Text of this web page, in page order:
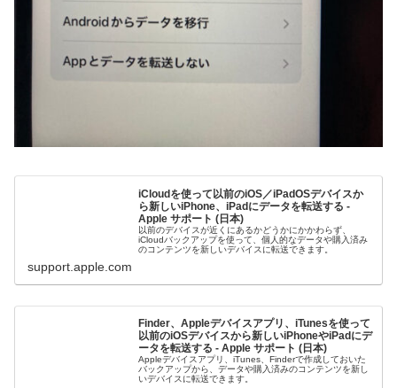
iCloudを使って以前のiOS／iPadOSデバイスか
ら新しいiPhone、iPadにデータを転送する -
Apple サポート (日本)
以前のデバイスが近くにあるかどうかにかかわらず、
iCloudバックアップを使って、個人的なデータや購入済み
のコンテンツを新しいデバイスに転送できます。
support.apple.com
Finder、Appleデバイスアプリ、iTunesを使って
以前のiOSデバイスから新しいiPhoneやiPadにデ
ータを転送する - Apple サポート (日本)
Appleデバイスアプリ、iTunes、Finderで作成しておいた
バックアップから、データや購入済みのコンテンツを新し
いデバイスに転送できます。